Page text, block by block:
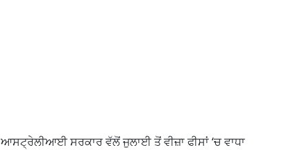
ਆਸਟ੍ਰੇਲੀਆਈ ਸਰਕਾਰ ਵੱਲੋਂ ਜੁਲਾਈ ਤੋਂ ਵੀਜ਼ਾ ਫੀਸਾਂ ‘ਚ ਵਾਧਾ